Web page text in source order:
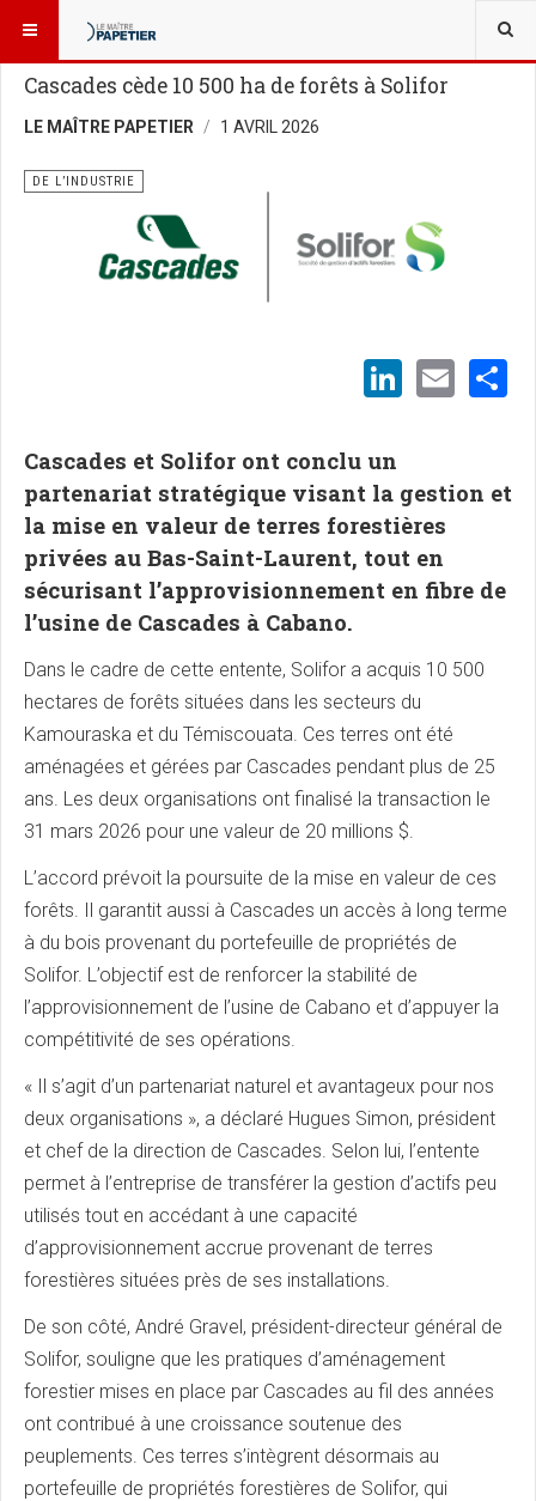
VOUS ÊTES ICI :
Cascades cède 10 500 ha de forêts à Solifor
LE MAÎTRE PAPETIER 1 AVRIL 2026
DE L’INDUSTRIE
Cascades et Solifor ont conclu un
partenariat stratégique visant la gestion et
la mise en valeur de terres forestières
privées au Bas-Saint-Laurent, tout en
sécurisant l’approvisionnement en fibre de
l’usine de Cascades à Cabano.
Dans le cadre de cette entente, Solifor a acquis 10 500
hectares de forêts situées dans les secteurs du
Kamouraska et du Témiscouata. Ces terres ont été
aménagées et gérées par Cascades pendant plus de 25
ans. Les deux organisations ont finalisé la transaction le
31 mars 2026 pour une valeur de 20 millions $.
L’accord prévoit la poursuite de la mise en valeur de ces
forêts. Il garantit aussi à Cascades un accès à long terme
à du bois provenant du portefeuille de propriétés de
Solifor. L’objectif est de renforcer la stabilité de
l’approvisionnement de l’usine de Cabano et d’appuyer la
compétitivité de ses opérations.
« Il s’agit d’un partenariat naturel et avantageux pour nos
deux organisations », a déclaré Hugues Simon, président
et chef de la direction de Cascades. Selon lui, l’entente
permet à l’entreprise de transférer la gestion d’actifs peu
utilisés tout en accédant à une capacité
d’approvisionnement accrue provenant de terres
forestières situées près de ses installations.
De son côté, André Gravel, président-directeur général de
Solifor, souligne que les pratiques d’aménagement
forestier mises en place par Cascades au fil des années
ont contribué à une croissance soutenue des
peuplements. Ces terres s’intègrent désormais au
portefeuille de propriétés forestières de Solifor, qui